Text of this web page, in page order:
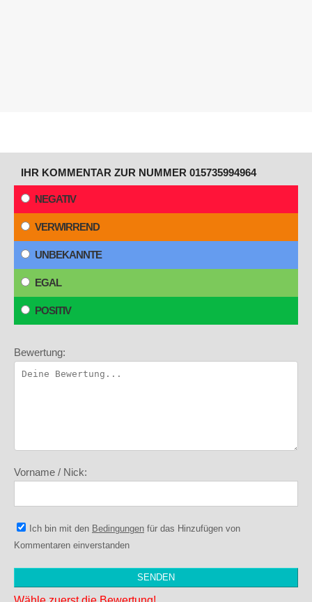
IHR KOMMENTAR ZUR NUMMER 015735994964
NEGATIV
VERWIRREND
UNBEKANNTE
EGAL
POSITIV
Bewertung:
Vorname / Nick:
Ich bin mit den Bedingungen für das Hinzufügen von
Kommentaren einverstanden